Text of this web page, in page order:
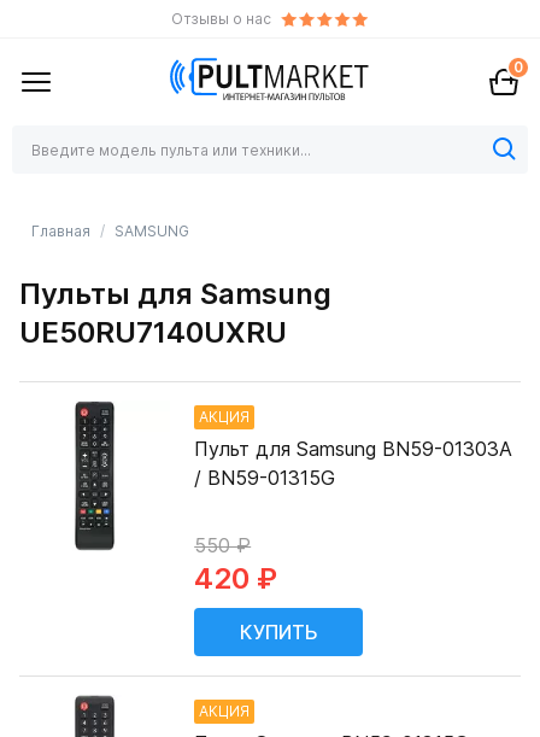
Отзывы о нас
0
Главная SAMSUNG
Пульты для Samsung
UE50RU7140UXRU
АКЦИЯ
Пульт для Samsung BN59-01303A
/ BN59-01315G
550 ₽
420 ₽
АКЦИЯ